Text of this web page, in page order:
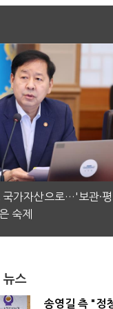
국가자산으로…'보관·
숙제
뉴스
송영길 측 "정